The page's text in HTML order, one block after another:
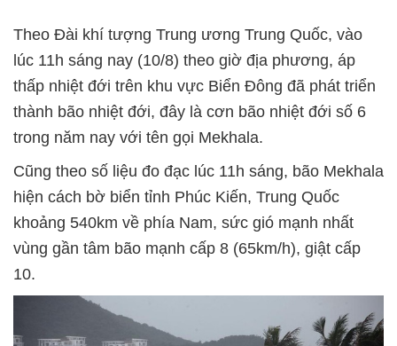
Theo Đài khí tượng Trung ương Trung Quốc, vào
lúc 11h sáng nay (10/8) theo giờ địa phương, áp
thấp nhiệt đới trên khu vực Biển Đông đã phát triển
thành bão nhiệt đới, đây là cơn bão nhiệt đới số 6
trong năm nay với tên gọi Mekhala.
Cũng theo số liệu đo đạc lúc 11h sáng, bão Mekhala
hiện cách bờ biển tỉnh Phúc Kiến, Trung Quốc
khoảng 540km về phía Nam, sức gió mạnh nhất
vùng gần tâm bão mạnh cấp 8 (65km/h), giật cấp
10.